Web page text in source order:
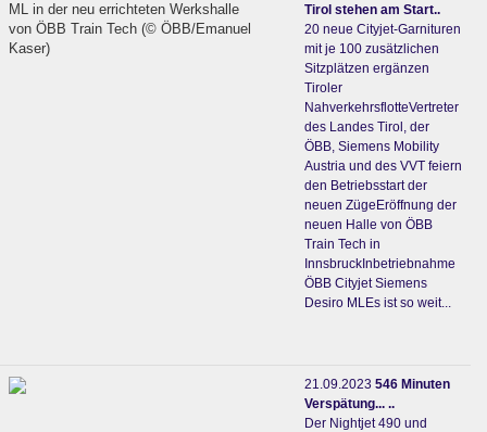
ML in der neu errichteten Werkshalle
von ÖBB Train Tech (© ÖBB/Emanuel
Kaser)
Tirol stehen am Start..
20 neue Cityjet-Garnituren
mit je 100 zusätzlichen
Sitzplätzen ergänzen
Tiroler
NahverkehrsflotteVertreter
des Landes Tirol, der
ÖBB, Siemens Mobility
Austria und des VVT feiern
den Betriebsstart der
neuen ZügeEröffnung der
neuen Halle von ÖBB
Train Tech in
InnsbruckInbetriebnahme
ÖBB Cityjet Siemens
Desiro MLEs ist so weit...
21.09.2023 546 Minuten
Verspätung... ..
Der Nightjet 490 und